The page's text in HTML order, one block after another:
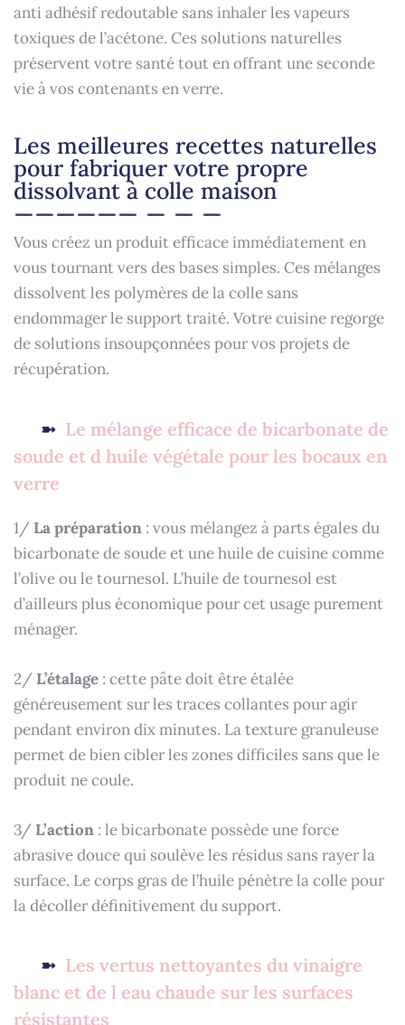
anti adhésif redoutable sans inhaler les vapeurs
toxiques de l’acétone. Ces solutions naturelles
préservent votre santé tout en offrant une seconde
vie à vos contenants en verre.
Les meilleures recettes naturelles
pour fabriquer votre propre
dissolvant à colle maison
Vous créez un produit efficace immédiatement en
vous tournant vers des bases simples. Ces mélanges
dissolvent les polymères de la colle sans
endommager le support traité. Votre cuisine regorge
de solutions insoupçonnées pour vos projets de
récupération.
Le mélange efficace de bicarbonate de
soude et d huile végétale pour les bocaux en
verre
1/ La préparation : vous mélangez à parts égales du
bicarbonate de soude et une huile de cuisine comme
l’olive ou le tournesol. L’huile de tournesol est
d’ailleurs plus économique pour cet usage purement
ménager.
2/ L’étalage : cette pâte doit être étalée
généreusement sur les traces collantes pour agir
pendant environ dix minutes. La texture granuleuse
permet de bien cibler les zones difficiles sans que le
produit ne coule.
3/ L’action : le bicarbonate possède une force
abrasive douce qui soulève les résidus sans rayer la
surface. Le corps gras de l’huile pénètre la colle pour
la décoller définitivement du support.
Les vertus nettoyantes du vinaigre
blanc et de l eau chaude sur les surfaces
résistantes